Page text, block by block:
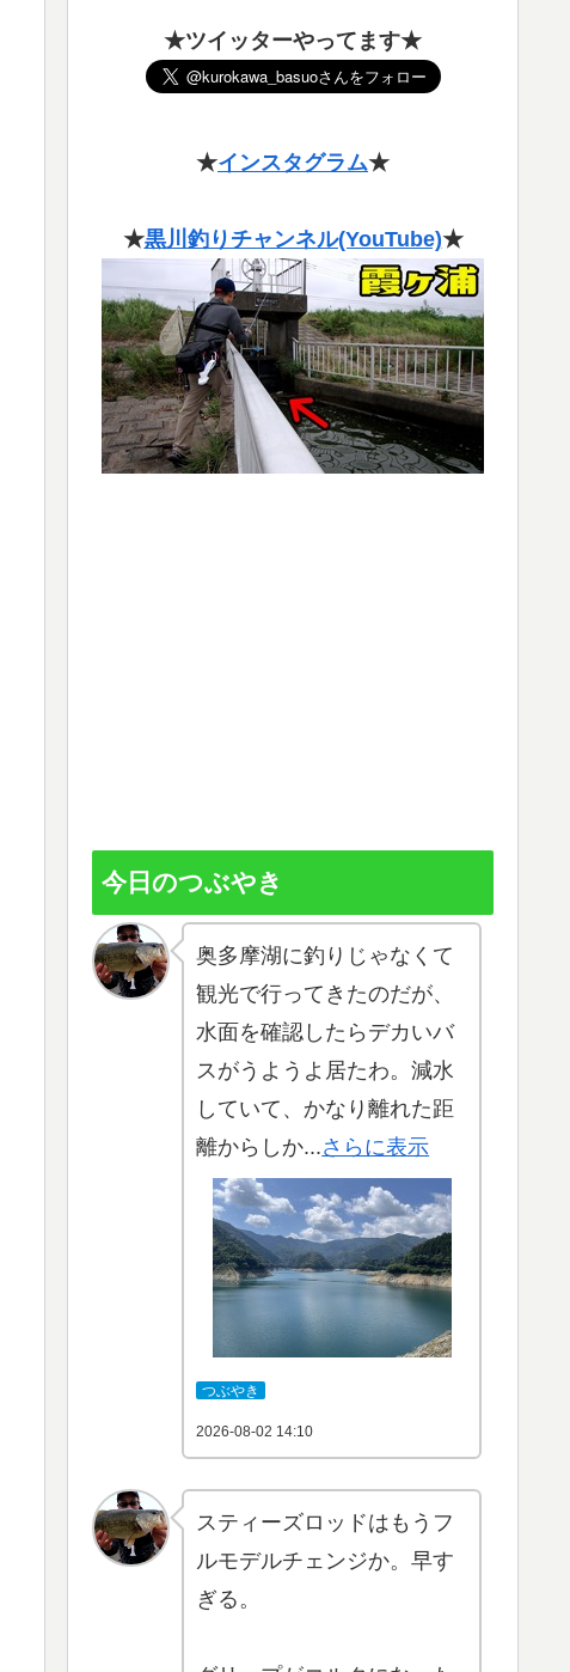
★ツイッターやってます★
★インスタグラム★
★黒川釣りチャンネル(YouTube)★
今日のつぶやき
奥多摩湖に釣りじゃなくて
観光で行ってきたのだが、
水面を確認したらデカいバ
スがうようよ居たわ。減水
していて、かなり離れた距
離からしか...さらに表示
つぶやき
2026-08-02 14:10
スティーズロッドはもうフ
ルモデルチェンジか。早す
ぎる。